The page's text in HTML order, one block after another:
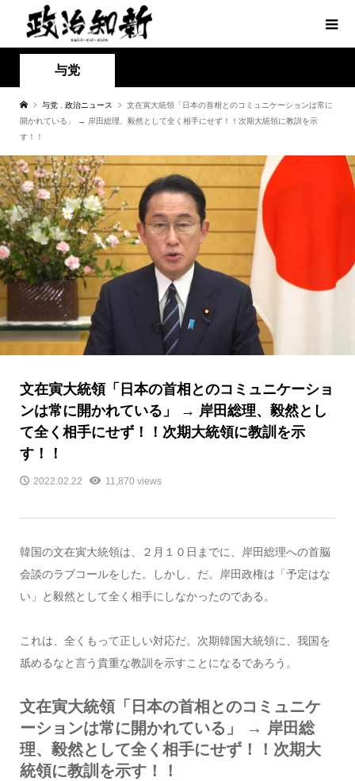
与党
与党 政治ニュース
文在寅大統領「日本の首相とのコミュニケーションは常に
開かれている」 → 岸田総理、毅然として全く相手にせず！！次期大統領に教訓を示
す！！
文在寅大統領「日本の首相とのコミュニケーショ
ンは常に開かれている」 → 岸田総理、毅然とし
て全く相手にせず！！次期大統領に教訓を示
す！！
2022.02.22 11,870 views
韓国の文在寅大統領は、２月１０日までに、岸田総理への首脳
会談のラブコールをした。しかし、だ。岸田政権は「予定はな
い」と毅然として全く相手にしなかったのである。
これは、全くもって正しい対応だ。次期韓国大統領に、我国を
舐めるなと言う貴重な教訓を示すことになるであろう。
文在寅大統領「日本の首相とのコミュニケ
ーションは常に開かれている」 → 岸田総
理、毅然として全く相手にせず！！次期大
統領に教訓を示す！！